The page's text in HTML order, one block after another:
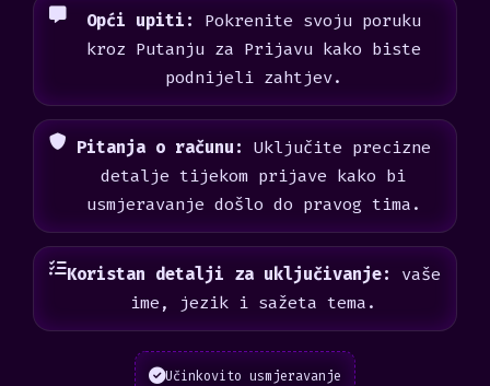
Opći upiti:
Pokrenite svoju poruku
kroz Putanju za Prijavu kako biste
podnijeli zahtjev.
Pitanja o računu: Uključite precizne
detalje tijekom prijave kako bi
usmjeravanje došlo do pravog tima.
Koristan detalji za uključivanje:
vaše
ime, jezik i sažeta tema.
Učinkovito usmjeravanje